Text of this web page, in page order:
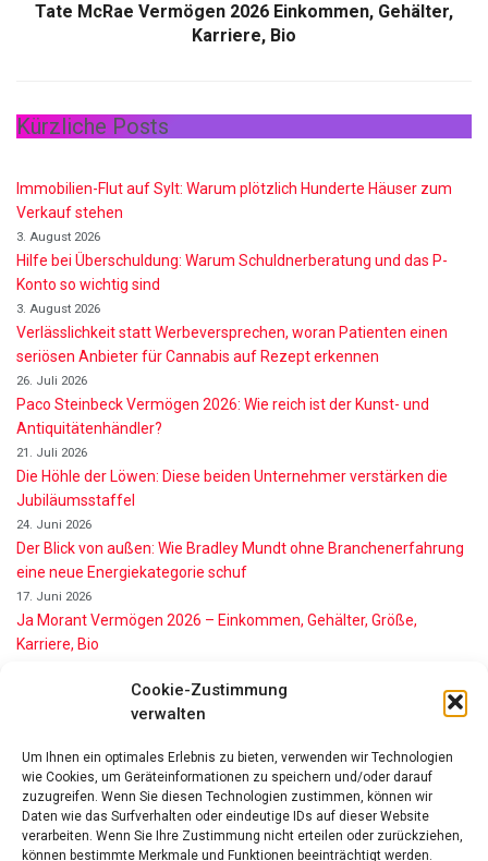
Cookie-Zustimmung
verwalten
Um Ihnen ein optimales Erlebnis zu bieten, verwenden wir Technologien
wie Cookies, um Geräteinformationen zu speichern und/oder darauf
zuzugreifen. Wenn Sie diesen Technologien zustimmen, können wir
Daten wie das Surfverhalten oder eindeutige IDs auf dieser Website
verarbeiten. Wenn Sie Ihre Zustimmung nicht erteilen oder zurückziehen,
können bestimmte Merkmale und Funktionen beeinträchtigt werden.
Tate McRae Vermögen 2026 Einkommen, Gehälter,
Karriere, Bio
Kürzliche Posts
Immobilien-Flut auf Sylt: Warum plötzlich Hunderte Häuser zum
Verkauf stehen
3. August 2026
Hilfe bei Überschuldung: Warum Schuldnerberatung und das P-
Konto so wichtig sind
3. August 2026
Verlässlichkeit statt Werbeversprechen, woran Patienten einen
seriösen Anbieter für Cannabis auf Rezept erkennen
26. Juli 2026
Paco Steinbeck Vermögen 2026: Wie reich ist der Kunst- und
Antiquitätenhändler?
21. Juli 2026
Die Höhle der Löwen: Diese beiden Unternehmer verstärken die
Jubiläumsstaffel
24. Juni 2026
Der Blick von außen: Wie Bradley Mundt ohne Branchenerfahrung
eine neue Energiekategorie schuf
17. Juni 2026
Ja Morant Vermögen 2026 – Einkommen, Gehälter, Größe,
Karriere, Bio
Alice Walton Vermögen 2026: So reich ist die Walmart-Erbin
wirklich
11. Juni 2026
Nino de Angelo Vermögen 2026 Wie Reich Ist Er?
9. Juni 2026